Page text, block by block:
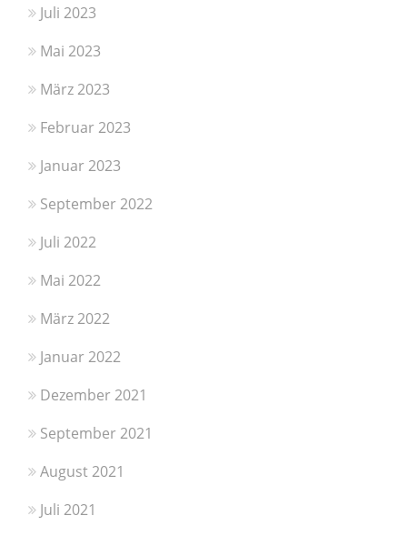
Juli 2023
Mai 2023
März 2023
Februar 2023
Januar 2023
September 2022
Juli 2022
Mai 2022
März 2022
Januar 2022
Dezember 2021
September 2021
August 2021
Juli 2021